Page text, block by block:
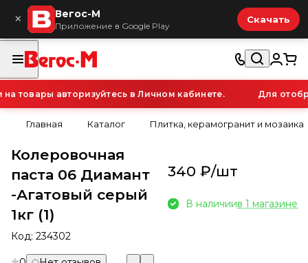
× Вегос-М
Приложение в Google Play
Скачать
авторизуйтесь в Личном кабинете. Для
Главная Каталог Плитка, керамогранит и мозаика
Колеровочная
паста 06 Диамант
-Агатовый серый
1кг (1)
Код: 234302
340 ₽/шт
В наличиив 1 магазине